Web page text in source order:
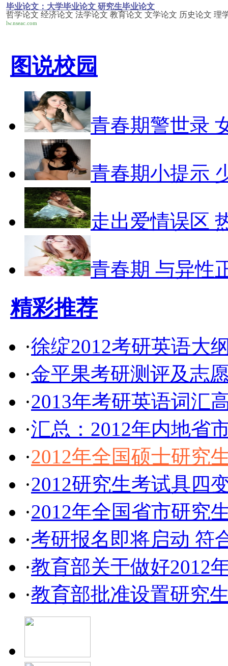
毕业论文：大学毕业论文 研究生毕业论文
哲学论文 经济论文 法学论文 教育论文 文学论文 历史论文 理
lw.nseac.com
图说校园
青春期警世录
青春期小提示
走出爱情误区
青春期 与异性
精彩推荐
·徐绽2012考研英语大
·金平果考研测评及志
·2013年考研英语词汇
·汇总：2012年内地省
·2012年全国硕士研究
·2012研究生考试具四
·2012年全国省市研究
·考研报名即将启动 符
·教育部关于做好2012
·教育部批准设置研究